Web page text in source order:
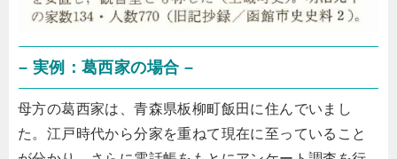
– 実例：葛西家の場合 –
母方の葛西家は、青森県板柳町飯田に住んでいまし
た。江戸時代から分家を重ねて現在に至っていること